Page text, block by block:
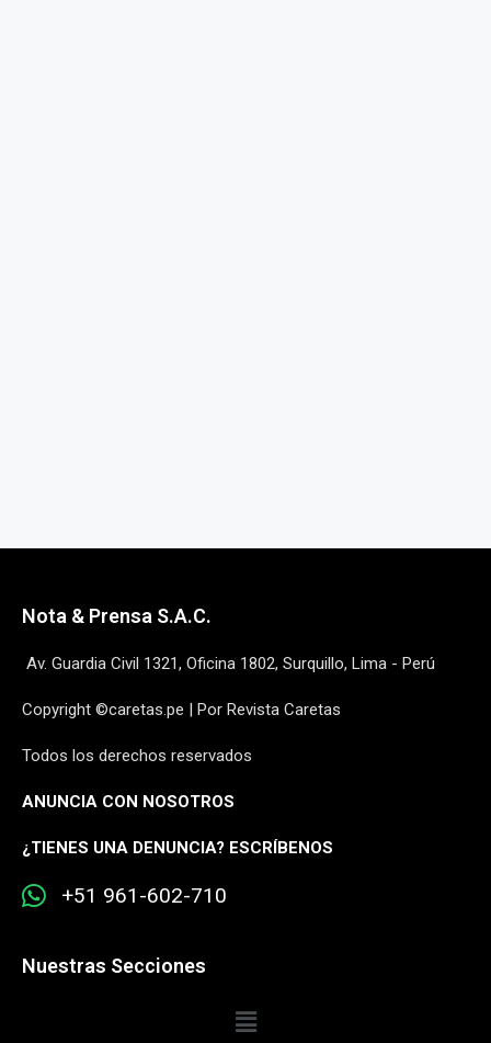
Nota & Prensa S.A.C.
Av. Guardia Civil 1321, Oficina 1802, Surquillo, Lima - Perú
Copyright ©caretas.pe | Por Revista Caretas
Todos los derechos reservados
ANUNCIA CON NOSOTROS
¿TIENES UNA DENUNCIA? ESCRÍBENOS
+51 961-602-710
Nuestras Secciones